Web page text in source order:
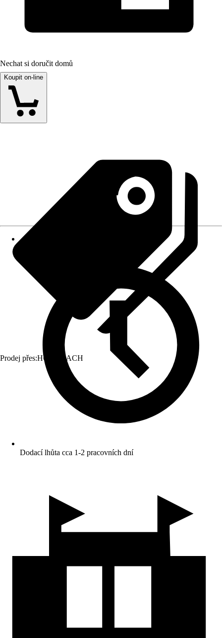
Nechat si doručit domů
Koupit on-line
Prodej přes:HORNBACH
Dodací lhůta cca 1-2 pracovních dní